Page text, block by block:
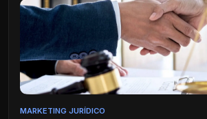
MARKETING JURÍDICO